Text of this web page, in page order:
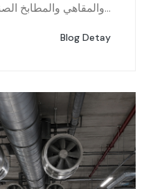
والمقاهي والمطابخ الصناعية...
Blog Detay